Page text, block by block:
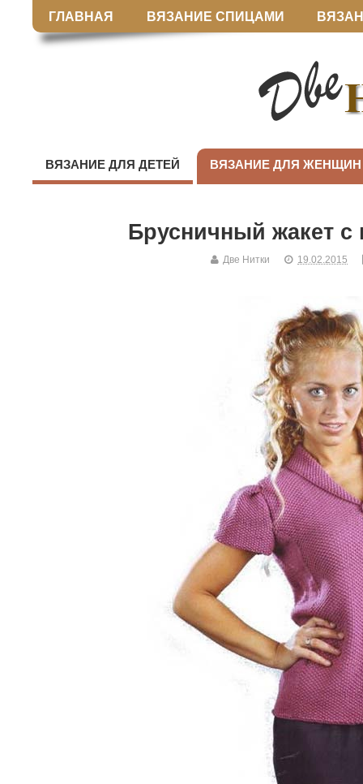
ГЛАВНАЯ ВЯЗАНИЕ СПИЦАМИ
ВЯЗАНИЕ ДЛЯ ДЕТЕЙ ВЯЗАНИЕ ДЛЯ ЖЕНЩИН
Брусничный жакет с
Две Нитки 19.02.2015